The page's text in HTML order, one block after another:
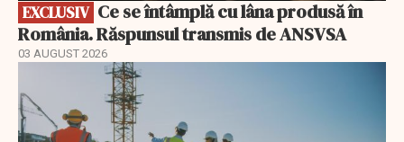
EXCLUSIV
România. Răspunsul transmis de ANSVSA
03 AUGUST 2026